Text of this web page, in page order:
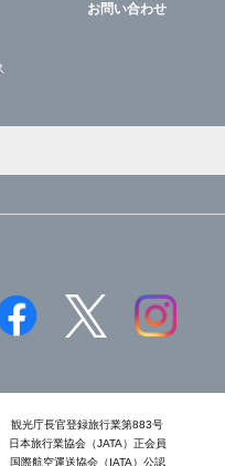
お問い合わせ
観光庁長官登録旅行業第883号
日本旅行業協会（JATA）正会員
国際航空運送協会（IATA）公認